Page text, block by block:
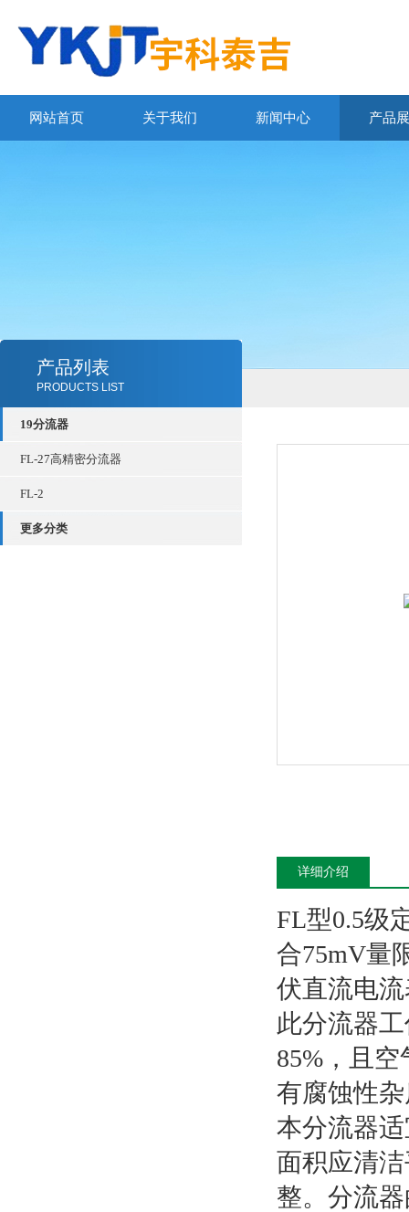
网站首页 关于我们 新闻中心 产品
产品列表
PRODUCTS LIST
19分流器
FL-27高精密分流器
FL-2
更多分类
详细介绍
FL型0.5级
合75mV量
伏直流电
此分流器
85%，且
有腐蚀性
本分流器
面积应清
整。分流